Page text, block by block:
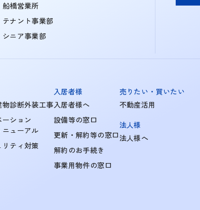
船橋営業所
テナント事業部
シニア事業部
物診断外装工事
ーション
ニューアル
リティ対策
入居者様
入居者様へ
設備等の窓口
更新・解約等の窓口
解約のお手続き
事業用物件の窓口
売りたい・買いたい
不動産活用
法人様
法人様へ